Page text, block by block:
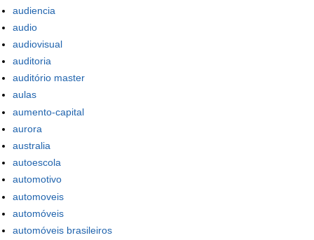
audiencia
audio
audiovisual
auditoria
auditório master
aulas
aumento-capital
aurora
australia
autoescola
automotivo
automoveis
automóveis
automóveis brasileiros